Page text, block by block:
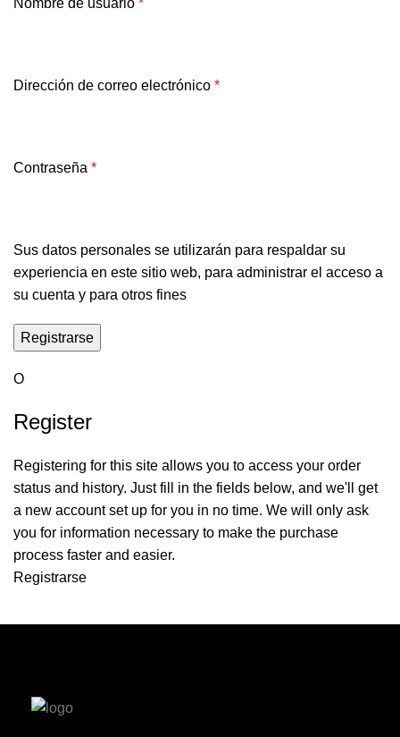
Nombre de usuario *
Dirección de correo electrónico *
Contraseña *
Sus datos personales se utilizarán para respaldar su
experiencia en este sitio web, para administrar el acceso a
su cuenta y para otros fines
Registrarse
O
Register
Registering for this site allows you to access your order
status and history. Just fill in the fields below, and we'll get
a new account set up for you in no time. We will only ask
you for information necessary to make the purchase
process faster and easier.
Registrarse